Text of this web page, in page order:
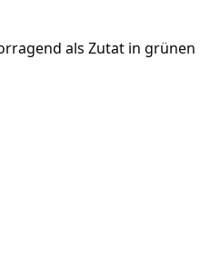
als Zutat in grünen